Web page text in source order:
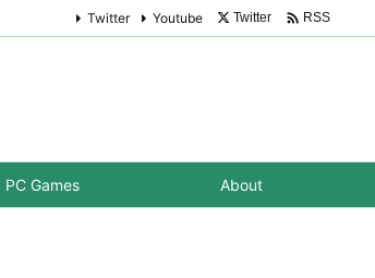
PC Games About
Twitter Youtube Twitter  RSS